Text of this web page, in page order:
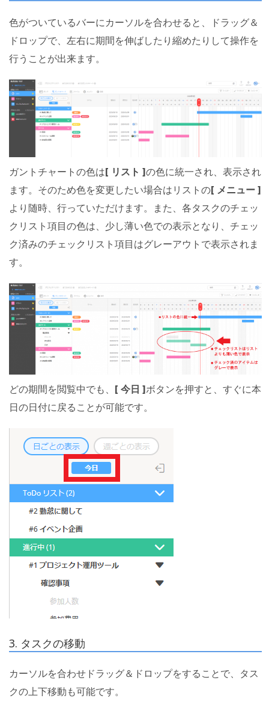
色がついているバーにカーソルを合わせると、ドラッグ＆
ドロップで、左右に期間を伸ばしたり縮めたりして操作を
行うことが出来ます。
ガントチャートの色は[ リスト ]の色に統一され、表示され
ます。そのため色を変更したい場合はリストの[ メニュー ]
より随時、行っていただけます。また、各タスクのチェッ
クリスト項目の色は、少し薄い色での表示となり、チェッ
ク済みのチェックリスト項目はグレーアウトで表示されま
す。
どの期間を閲覧中でも、 [ 今日 ]ボタンを押すと、すぐに本
日の日付に戻ることが可能です。
3. タスクの移動
カーソルを合わせドラッグ＆ドロップをすることで、タス
クの上下移動も可能です。